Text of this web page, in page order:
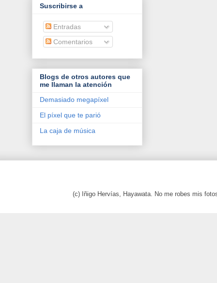
Suscribirse a
Entradas
Comentarios
Blogs de otros autores que
me llaman la atención
Demasiado megapíxel
El píxel que te parió
La caja de música
(c) Iñigo Hervías, Hayawata. No me robes mis